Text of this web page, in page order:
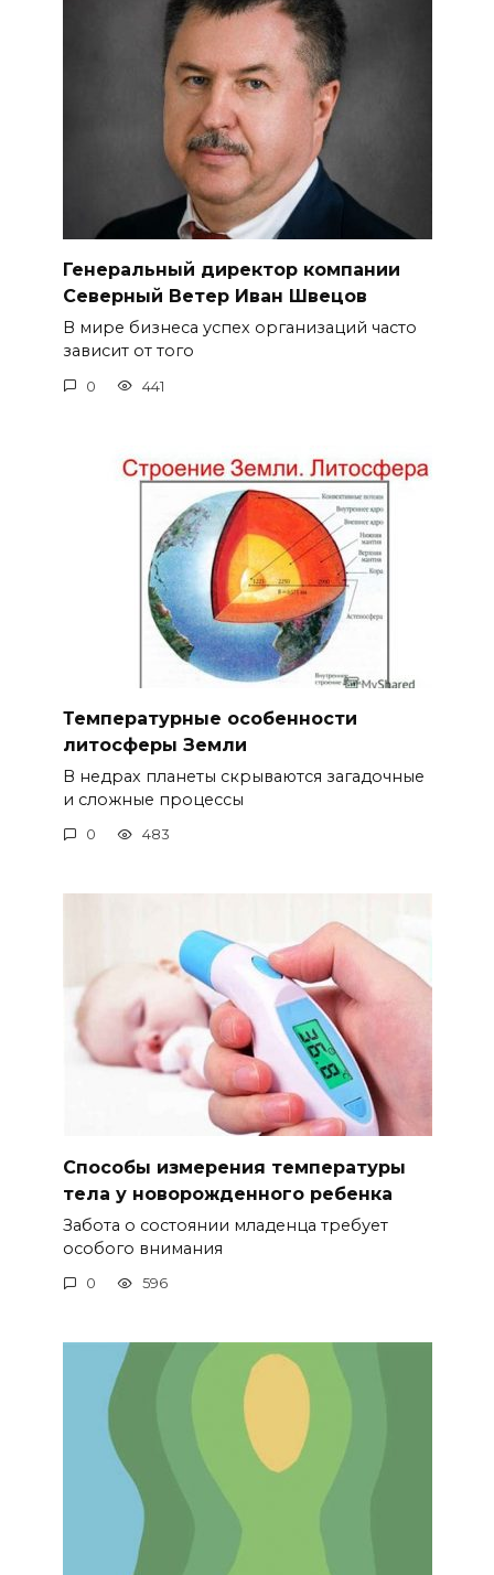
Генеральный директор компании
Северный Ветер Иван Швецов
В мире бизнеса успех организаций часто
зависит от того
0 441
Температурные особенности
литосферы Земли
В недрах планеты скрываются загадочные
и сложные процессы
0 483
Способы измерения температуры
тела у новорожденного ребенка
Забота о состоянии младенца требует
особого внимания
0 596